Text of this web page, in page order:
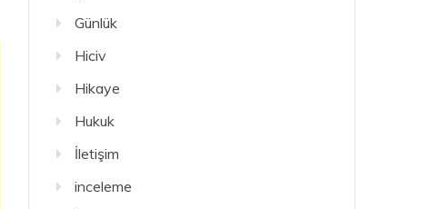
Günlük
Hiciv
Hikaye
Hukuk
İletişim
inceleme